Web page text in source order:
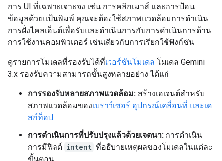
การ UI ที่เฉพาะเจาะจง เช่น การคลิกเมาส์ และการป้อน
ข้อมูลด้วยแป้นพิมพ์ คุณจะต้องใช้สภาพแวดล้อมการดำเนิน
การฝั่งไคลเอ็นต์เพื่อรับและดำเนินการกับการดำเนินการด้าน
การใช้งานคอมพิวเตอร์ เช่นเดียวกับการเรียกใช้ฟังก์ชัน
ดูรายการโมเดลที่รองรับได้ที่เวอร์ชันโมเดล โมเดล Gemini
3.x รองรับความสามารถขั้นสูงหลายอย่าง ได้แก่
การรองรับหลายสภาพแวดล้อม: สร้างเอเจนต์สำหรับ
สภาพแวดล้อมของเบราว์เซอร์ อุปกรณ์เคลื่อนที่ และเด
สก์ท็อป
การดำเนินการที่ปรับปรุงแล้วด้วยเจตนา: การดำเนิน
การมีฟิลด์ intent ที่อธิบายเหตุผลของโมเดลในแต่ละ
ขั้นตอน